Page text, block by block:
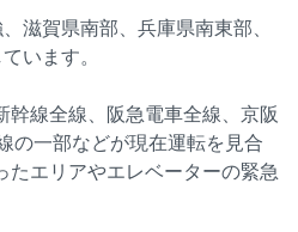
滋賀県南部、兵庫県南東部、
います。
幹線全線、阪急電車全線、京阪
の一部などが現在運転を見合
たエリアやエレベーターの緊急